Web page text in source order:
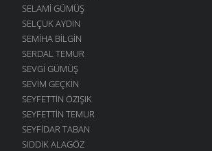
SELAMI GÜMÜŞ
SELÇUK AYDIN
SEMIHA BILGIN
SERDAL TEMUR
SEVGI GÜMÜŞ
SEVIM GEÇKIN
SEYFETTIN ÖZIŞIK
SEYFETTIN TEMUR
SEYFIDAR TABAN
SIDDIK ALAGÖZ